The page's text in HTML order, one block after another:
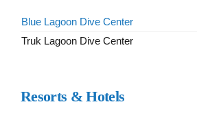
Blue Lagoon Dive Center
Truk Lagoon Dive Center
Resorts & Hotels